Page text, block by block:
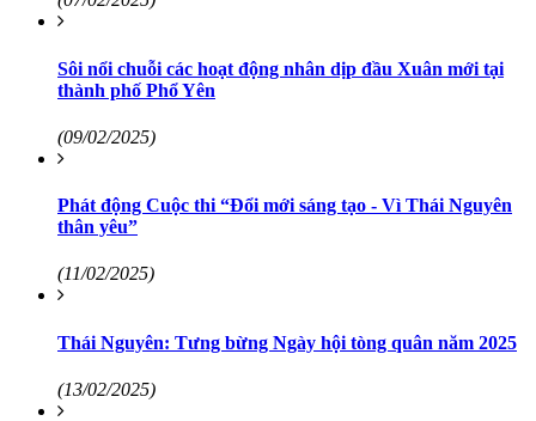
Sôi nổi chuỗi các hoạt động nhân dịp đầu Xuân mới tại
thành phố Phổ Yên
(09/02/2025)
Phát động Cuộc thi “Đổi mới sáng tạo - Vì Thái Nguyên
thân yêu”
(11/02/2025)
Thái Nguyên: Tưng bừng Ngày hội tòng quân năm 2025
(13/02/2025)